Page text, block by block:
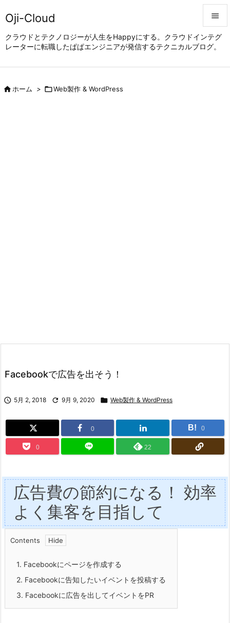
Oji-Cloud
クラウドとテクノロジーが人生をHappyにする。クラウドインテグ
レーターに転職したぱぱエンジニアが発信するテクニカルブログ。


メニュ
ホーム > Web製作 & WordPress
Facebookで広告を出そう！
 5月 2, 2018  9月 9, 2020  Web製作 & WordPress
0 B! 0
0 22
広告費の節約になる！ 効率
よく集客を目指して
Contents
1. Facebookにページを作成する
2. Facebookに告知したいイベントを投稿する
3. Facebookに広告を出してイベントをPR